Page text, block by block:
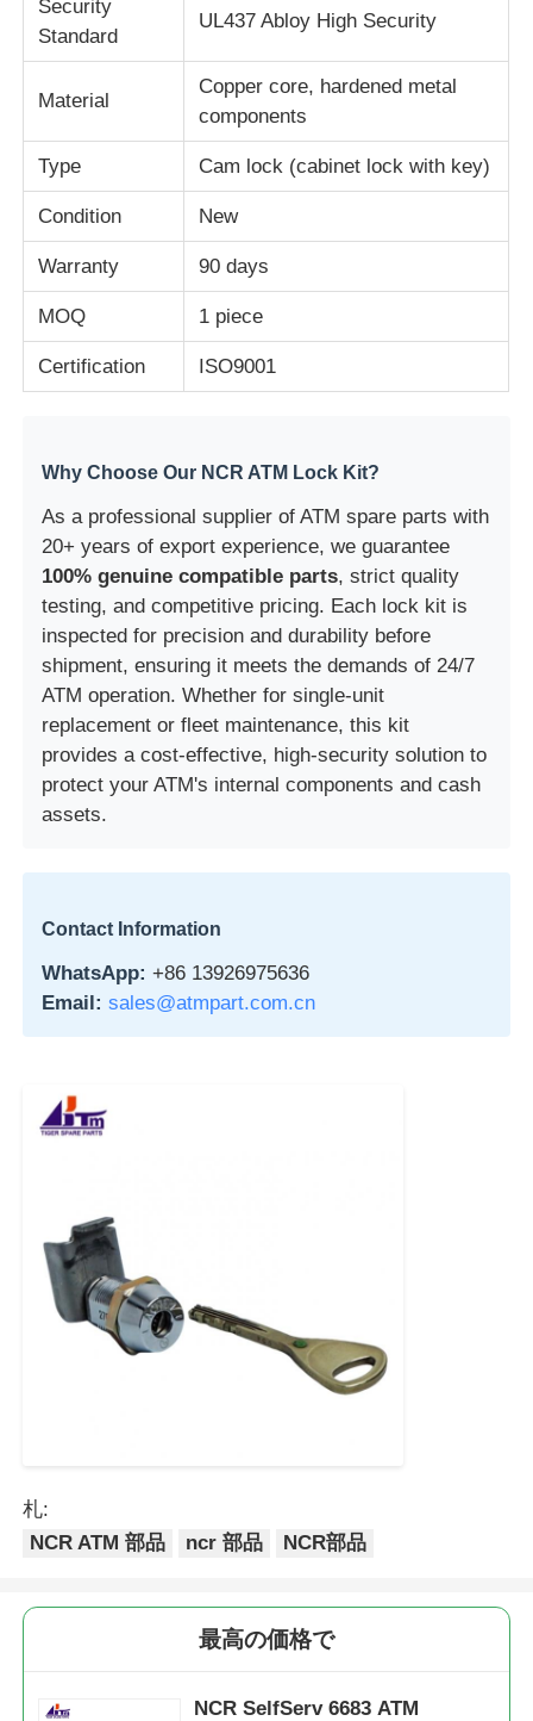
ダイボルド ATM部品
NCR ATM 部品
Wincor ATM 部品
ハヨサンATM部品
フジツーATM部品
GRG自動支払機の部品
Glory NMD ATM Parts
OKIATM部品
Genmega ATM部品
請求書受領者
手形のカウンター
POS端末
ATM機
コインリサイクル機
Security
Standard
UL437 Abloy High Security
Material
Copper core, hardened metal
components
Type Cam lock (cabinet lock with key)
Condition New
Warranty 90 days
MOQ 1 piece
Certification ISO9001
Why Choose Our NCR ATM Lock Kit?
As a professional supplier of ATM spare parts with
20+ years of export experience, we guarantee
100% genuine compatible parts, strict quality
testing, and competitive pricing. Each lock kit is
inspected for precision and durability before
shipment, ensuring it meets the demands of 24/7
ATM operation. Whether for single-unit
replacement or fleet maintenance, this kit
provides a cost-effective, high-security solution to
protect your ATM's internal components and cash
assets.
Contact Information
WhatsApp: +86 13926975636
Email: sales@atmpart.com.cn
札:
NCR ATM 部品
ncr 部品 NCR部品
最高の価格で
NCR SelfServ 6683 ATM